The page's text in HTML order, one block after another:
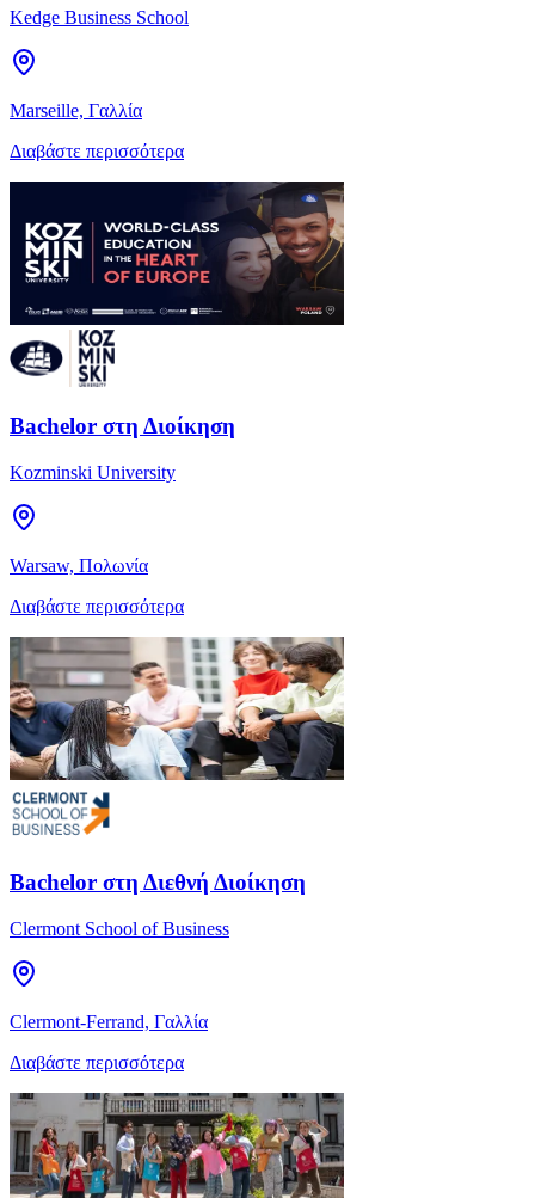
Kedge Business School
Marseille, Γαλλία
Διαβάστε περισσότερα
Bachelor στη Διοίκηση
Kozminski University
Warsaw, Πολωνία
Διαβάστε περισσότερα
Bachelor στη Διεθνή Διοίκηση
Clermont School of Business
Clermont-Ferrand, Γαλλία
Διαβάστε περισσότερα